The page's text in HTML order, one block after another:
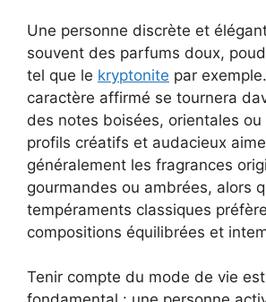
Une personne discrète et
souvent des parfums doux,
tel que le kryptonite par
caractère affirmé se tournera
des notes boisées, orientales ou
profils créatifs et audacieux
généralement les fragrances
gourmandes ou ambrées, alors
tempéraments classiques
compositions équilibrées et
Tenir compte du mode de vie